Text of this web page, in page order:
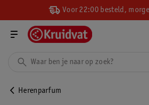
Voor 22:00 besteld,
Herenparfum